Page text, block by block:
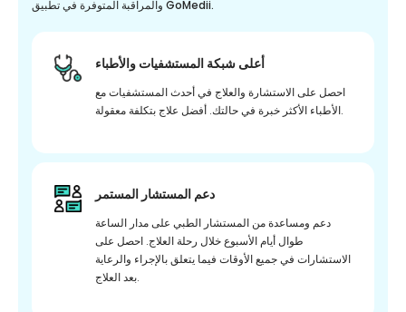
والمراقبة المتوفرة في تطبيق GoMedii.
أعلى شبكة المستشفيات والأطباء
احصل على الاستشارة والعلاج في أحدث المستشفيات مع
الأطباء الأكثر خبرة في حالتك. أفضل علاج بتكلفة معقولة.
دعم المستشار المستمر
دعم ومساعدة من المستشار الطبي على مدار الساعة
طوال أيام الأسبوع خلال رحلة العلاج. احصل على
الاستشارات في جميع الأوقات فيما يتعلق بالإجراء والرعاية
بعد العلاج.